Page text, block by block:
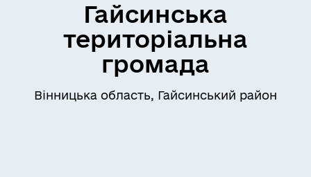
Гайсинська
територіальна
громада
Вінницька область, Гайсинський район